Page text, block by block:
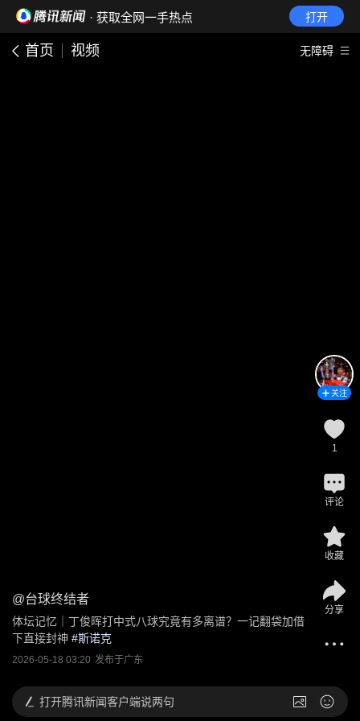
· 获取全网一手热点 打开
首页 视频 无障碍
@台球终结者
体坛记忆｜丁俊晖打中式八球究竟有多离谱？一记翻袋加借
下直接封神 #斯诺克
2026-05-18 03:20 发布于广东
关注
1
评论
收藏
分享
打开腾讯新闻客户端说两句